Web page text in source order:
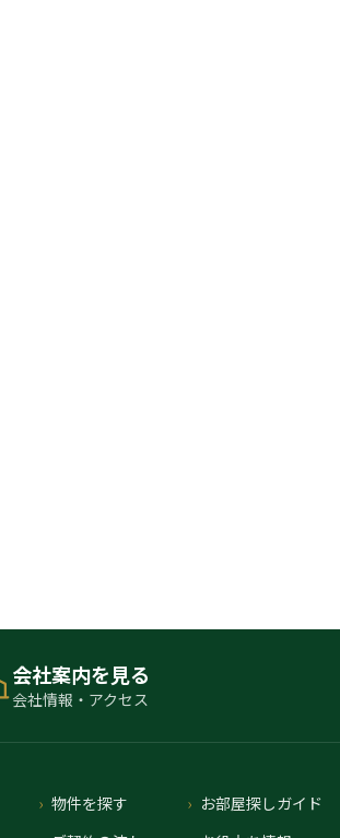
会社案内を見る
会社情報・アクセス
物件を探す
お部屋探しガイド